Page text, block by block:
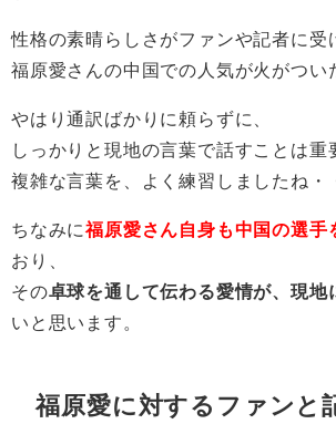
性格の素晴らしさがファンや記者に受
福原愛さんの中国での人気が火がつい
やはり通訳ばかりに頼らずに、
しっかりと現地の言葉で話すことは重
複雑な言葉を、よく練習しましたね・
ちなみに福原愛さん自身も中国の選手
おり、
その卓球を通して伝わる愛情が、現地
いと思います。
福原愛に対するファンと